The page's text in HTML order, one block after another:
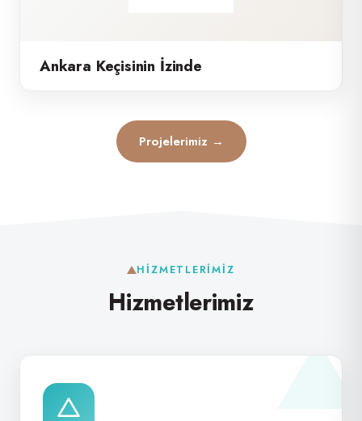
Ankara Keçisinin İzinde
Projelerimiz →
HIZMETLERIMIZ
Hizmetlerimiz